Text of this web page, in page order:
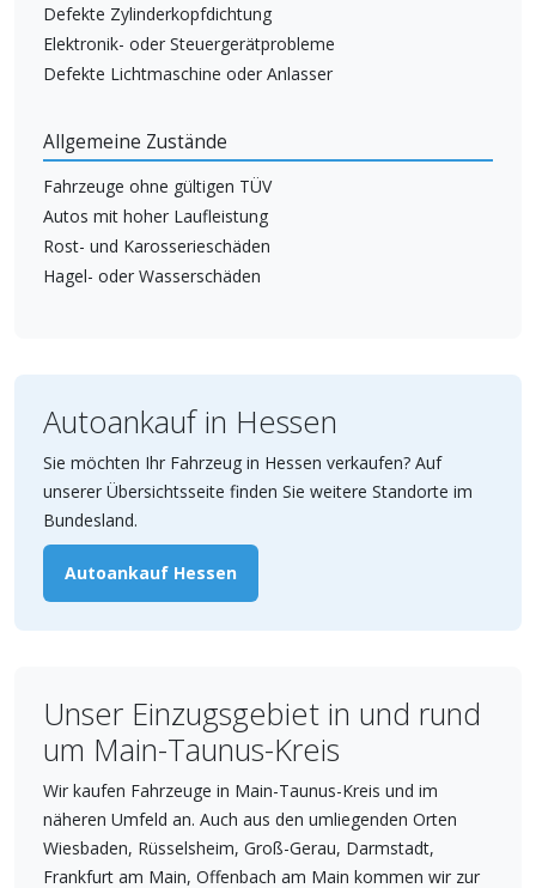
Defekte Zylinderkopfdichtung
Elektronik- oder Steuergerätprobleme
Defekte Lichtmaschine oder Anlasser
Allgemeine Zustände
Fahrzeuge ohne gültigen TÜV
Autos mit hoher Laufleistung
Rost- und Karosserieschäden
Hagel- oder Wasserschäden
Autoankauf in Hessen
Sie möchten Ihr Fahrzeug in Hessen verkaufen? Auf
unserer Übersichtsseite finden Sie weitere Standorte im
Bundesland.
Autoankauf Hessen
Unser Einzugsgebiet in und rund
um Main-Taunus-Kreis
Wir kaufen Fahrzeuge in Main-Taunus-Kreis und im
näheren Umfeld an. Auch aus den umliegenden Orten
Wiesbaden, Rüsselsheim, Groß-Gerau, Darmstadt,
Frankfurt am Main, Offenbach am Main kommen wir zur